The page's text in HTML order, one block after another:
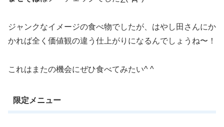
ジャンクなイメージの食べ物でしたが、はやし田さんにか
かれば全く価値観の違う仕上がりになるんでしょうね〜！
これはまたの機会にぜひ食べてみたい^ ^
限定メニュー